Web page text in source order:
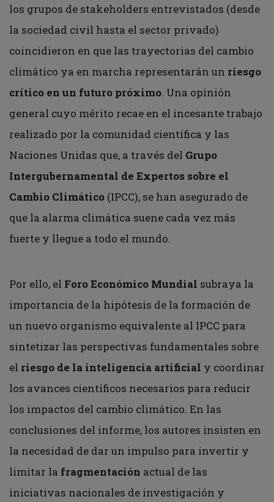
los grupos de stakeholders entrevistados (desde
la sociedad civil hasta el sector privado)
coincidieron en que las trayectorias del cambio
climático ya en marcha representarán un riesgo
crítico en un futuro próximo. Una opinión
general cuyo mérito recae en el incesante trabajo
realizado por la comunidad científica y las
Naciones Unidas que, a través del Grupo
Intergubernamental de Expertos sobre el
Cambio Climático (IPCC), se han asegurado de
que la alarma climática suene cada vez más
fuerte y llegue a todo el mundo.
Por ello, el Foro Económico Mundial subraya la
importancia de la hipótesis de la formación de
un nuevo organismo equivalente al IPCC para
sintetizar las perspectivas fundamentales sobre
el riesgo de la inteligencia artificial y coordinar
los avances científicos necesarios para reducir
los impactos del cambio climático. En las
conclusiones del informe, los autores insisten en
la necesidad de dar un impulso para invertir y
limitar la fragmentación actual de las
iniciativas nacionales de investigación y